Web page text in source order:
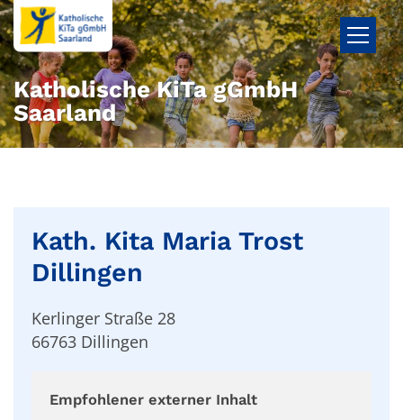
Zum Inhalt springen
Katholische KiTa gGmbH
Saarland
Kath. Kita Maria Trost
Dillingen
Kerlinger Straße 28
66763 Dillingen
Empfohlener externer Inhalt